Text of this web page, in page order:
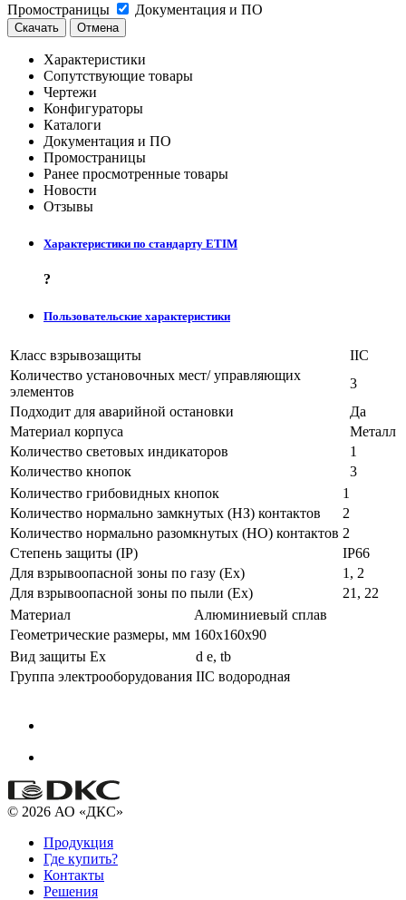
Промостраницы
Документация и ПО
Скачать Отмена
Характеристики
Сопутствующие товары
Чертежи
Конфигураторы
Каталоги
Документация и ПО
Промостраницы
Ранее просмотренные товары
Новости
Отзывы
Характеристики по стандарту ETIM
?
Пользовательские характеристики
Класс взрывозащиты
IIC
Количество установочных мест/ управляющих
элементов
3
Подходит для аварийной остановки
Да
Материал корпуса
Металл
Количество световых индикаторов
1
Количество кнопок
3
Количество грибовидных кнопок
1
Количество нормально замкнутых (НЗ) контактов
2
Количество нормально разомкнутых (НО) контактов 2
Степень защиты (IP)
IP66
Для взрывоопасной зоны по газу (Ex)
1, 2
Для взрывоопасной зоны по пыли (Ex)
21, 22
Материал
Алюминиевый сплав
Геометрические размеры, мм 160x160x90
Вид защиты Ex
d e, tb
Группа электрооборудования IIC водородная
© 2026 АО «ДКС»
Продукция
Где купить?
Контакты
Решения